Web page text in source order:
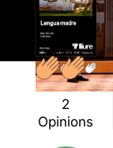
2
Opinions